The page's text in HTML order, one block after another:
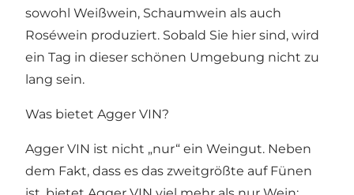
sowohl Weißwein, Schaumwein als auch
Roséwein produziert. Sobald Sie hier sind, wird
ein Tag in dieser schönen Umgebung nicht zu
lang sein.
Was bietet Agger VIN?
Agger VIN ist nicht „nur“ ein Weingut. Neben
dem Fakt, dass es das zweitgrößte auf Fünen